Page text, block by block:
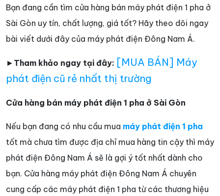
Bạn đang cần tìm cửa hàng bán máy phát điện 1 pha ở
Sài Gòn uy tín, chất lượng, giá tốt? Hãy theo dõi ngay
bài viết dưới đây của máy phát điện Đông Nam Á.
► Tham khảo ngay tại đây: [MUA BÁN] Máy
phát điện cũ rẻ nhất thị trường
Cửa hàng bán máy phát điện 1 pha ở Sài Gòn
Nếu bạn đang có nhu cầu mua máy phát điện 1 pha
tốt mà chưa tìm được địa chỉ mua hàng tin cậy thì máy
phát điện Đông Nam Á sẽ là gợi ý tốt nhất dành cho
bạn. Cửa hàng máy phát điện Đông Nam Á chuyên
cung cấp các máy phát điện 1 pha từ các thương hiệu